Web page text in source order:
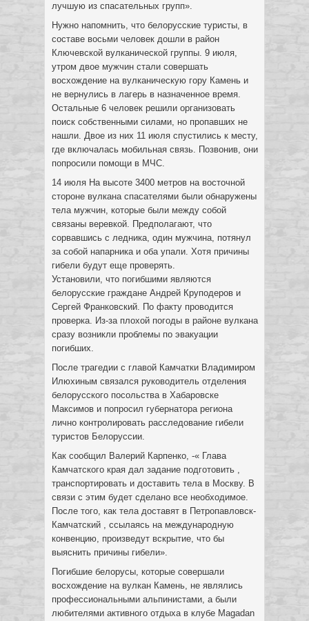
лучшую из спасательных групп».
Нужно напомнить, что белорусские туристы, в
составе восьми человек дошли в район
Ключевской вулканической группы. 9 июля,
утром двое мужчин стали совершать
восхождение на вулканическую гору Камень и
не вернулись в лагерь в назначенное время.
Остальные 6 человек решили организовать
поиск собственными силами, но пропавших не
нашли. Двое из них 11 июля спустились к месту,
где включалась мобильная связь. Позвонив, они
попросили помощи в МЧС.
14 июля На высоте 3400 метров на восточной
стороне вулкана спасателями были обнаружены
тела мужчин, которые были между собой
связаны веревкой. Предполагают, что
сорвавшись с ледника, один мужчина, потянул
за собой напарника и оба упали. Хотя причины
гибели будут еще проверять.
Установили, что погибшими являются
белорусские граждане Андрей Круподеров и
Сергей Франковский. По факту проводится
проверка. Из-за плохой погоды в районе вулкана
сразу возникли проблемы по эвакуации
погибших.
После трагедии с главой Камчатки Владимиром
Илюхиным связался руководитель отделения
белорусского посольства в Хабаровске
Максимов и попросил губернатора региона
лично контролировать расследование гибели
туристов Белоруссии.
Как сообщил Валерий Карпенко, -« Глава
Камчатского края дал задание подготовить ,
транспортировать и доставить тела в Москву. В
связи с этим будет сделано все необходимое.
После того, как тела доставят в Петропавловск-
Камчатский , ссылаясь на международную
конвенцию, произведут вскрытие, что бы
выяснить причины гибели».
Погибшие белорусы, которые совершали
восхождение на вулкан Камень, не являлись
профессиональными альпинистами, а были
любителями активного отдыха в клубе Magadan